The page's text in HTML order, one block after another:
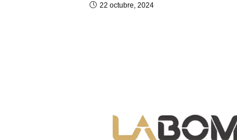
22 octubre, 2024